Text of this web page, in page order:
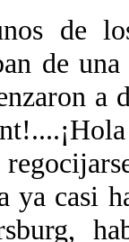
de
de
a
ya casi